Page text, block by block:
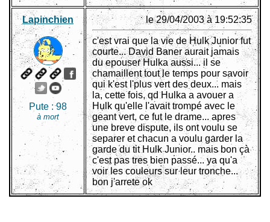
Lapinchien
Pute :98
à mort
le 29/04/2003 à 19:52:35
c'est vrai que la vie de Hulk Junior fut
courte... David Baner aurait jamais
du epouser Hulka aussi... il se
chamaillent tout le temps pour savoir
qui k'est l'plus vert des deux... mais
la, cette fois, qd Hulka a avouer a
Hulk qu'elle l'avait trompé avec le
geant vert, ce fut le drame... apres
une breve dispute, ils ont voulu se
separer et chacun a voulu garder la
garde du tit Hulk Junior.. mais bon çà
c'est pas tres bien passé... ya qu'a
voir les couleurs sur leur tronche...
bon j'arrete ok